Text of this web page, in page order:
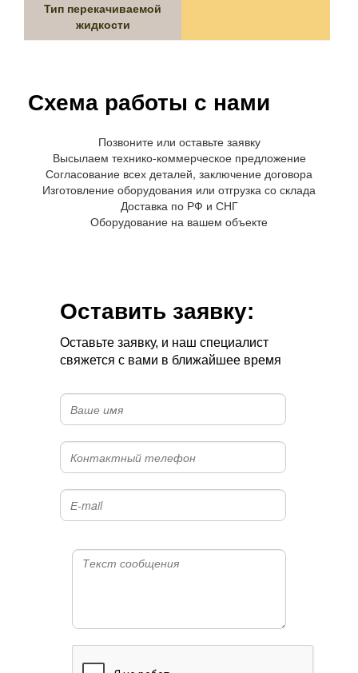
Тип перекачиваемой
жидкости
Схема работы с нами
Позвоните или оставьте заявку
Высылаем технико-коммерческое предложение
Согласование всех деталей, заключение договора
Изготовление оборудования или отгрузка со склада
Доставка по РФ и СНГ
Оборудование на вашем объекте
Оставить заявку:
Оставьте заявку, и наш специалист
свяжется с вами в ближайшее время